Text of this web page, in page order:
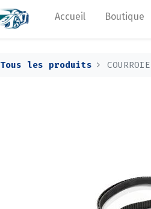
Accueil Boutique
Tous les produits